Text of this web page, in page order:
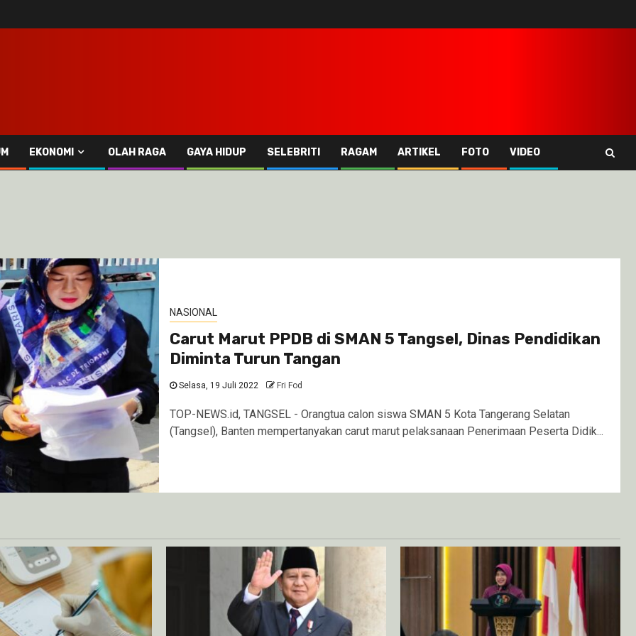
EKONOMI OLAH RAGA GAYA HIDUP SELEBRITI RAGAM ARTIKEL FOTO VIDEO
NASIONAL
Carut Marut PPDB di SMAN 5 Tangsel, Dinas Pendidikan
Diminta Turun Tangan
Selasa, 19 Juli 2022 Fri Fod
TOP-NEWS.id, TANGSEL - Orangtua calon siswa SMAN 5 Kota Tangerang Selatan
(Tangsel), Banten mempertanyakan carut marut pelaksanaan Penerimaan Peserta Didik...